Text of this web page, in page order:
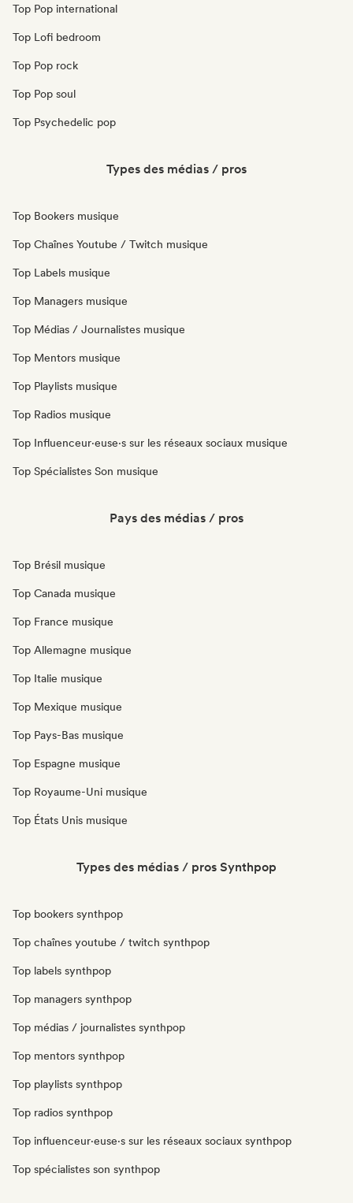
Top Pop international
Top Lofi bedroom
Top Pop rock
Top Pop soul
Top Psychedelic pop
Types des médias / pros
Top Bookers musique
Top Chaînes Youtube / Twitch musique
Top Labels musique
Top Managers musique
Top Médias / Journalistes musique
Top Mentors musique
Top Playlists musique
Top Radios musique
Top Influenceur·euse·s sur les réseaux sociaux musique
Top Spécialistes Son musique
Pays des médias / pros
Top Brésil musique
Top Canada musique
Top France musique
Top Allemagne musique
Top Italie musique
Top Mexique musique
Top Pays-Bas musique
Top Espagne musique
Top Royaume-Uni musique
Top États Unis musique
Types des médias / pros Synthpop
Top bookers synthpop
Top chaînes youtube / twitch synthpop
Top labels synthpop
Top managers synthpop
Top médias / journalistes synthpop
Top mentors synthpop
Top playlists synthpop
Top radios synthpop
Top influenceur·euse·s sur les réseaux sociaux synthpop
Top spécialistes son synthpop